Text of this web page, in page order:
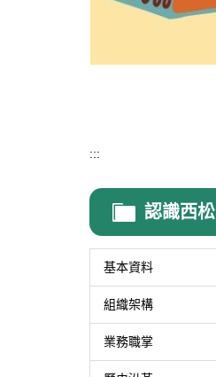
:::
認識西松
基本資料
組織架構
業務職掌